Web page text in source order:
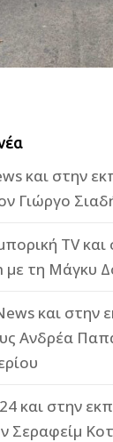
και στην
Γιώργο
TV
με τη Μάγκυ
και στην
Ανδρέα
και στην
Σεραφείμ